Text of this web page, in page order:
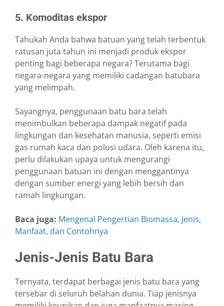
5. Komoditas ekspor
Tahukah Anda bahwa batuan yang telah terbentuk
ratusan juta tahun ini menjadi produk ekspor
penting bagi beberapa negara? Terutama bagi
negara-negara yang memiliki cadangan batubara
yang melimpah.
Sayangnya, penggunaan batu bara telah
menimbulkan beberapa dampak negatif pada
lingkungan dan kesehatan manusia, seperti emisi
gas rumah kaca dan polusi udara. Oleh karena itu,
perlu dilakukan upaya untuk mengurangi
penggunaan batuan ini dengan menggantinya
dengan sumber energi yang lebih bersih dan
ramah lingkungan.
Baca juga: Mengenal Pengertian Biomassa, Jenis,
Manfaat, dan Contohnya
Jenis-Jenis Batu Bara
Ternyata, terdapat berbagai jenis batu bara yang
tersebar di seluruh belahan dunia. Tiap jenisnya